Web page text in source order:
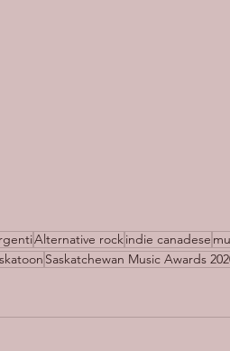
Alternative rockindie canadese
Saskatchewan Music Awards